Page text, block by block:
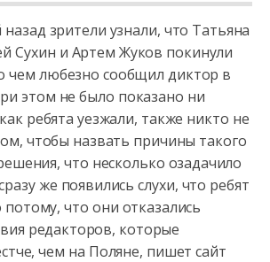
зрители узнали, что Татьяна
Сухин и Артем Жуков покинули
чем любезно сообщил диктор в
этом не было показано ни
как ребята уезжали, также никто не
чтобы назвать причины такого
что несколько озадачило
же появились слухи, что ребят
что они отказались
редакторов, которые
чем на Поляне, пишет сайт